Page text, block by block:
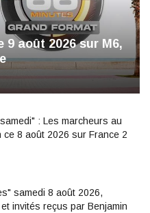
9 août 2026 sur M6,
: Les marcheurs au
ce 8 août 2026 sur France 2
samedi 8 août 2026,
invités reçus par Benjamin